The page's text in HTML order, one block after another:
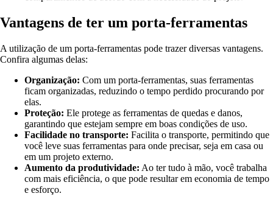
Vantagens de ter um porta-ferramentas
A utilização de um porta-ferramentas pode trazer diversas vantagens.
Confira algumas delas:
Organização: Com um porta-ferramentas, suas ferramentas
ficam organizadas, reduzindo o tempo perdido procurando por
elas.
Proteção: Ele protege as ferramentas de quedas e danos,
garantindo que estejam sempre em boas condições de uso.
Facilidade no transporte: Facilita o transporte, permitindo que
você leve suas ferramentas para onde precisar, seja em casa ou
em um projeto externo.
Aumento da produtividade: Ao ter tudo à mão, você trabalha
com mais eficiência, o que pode resultar em economia de tempo
e esforço.